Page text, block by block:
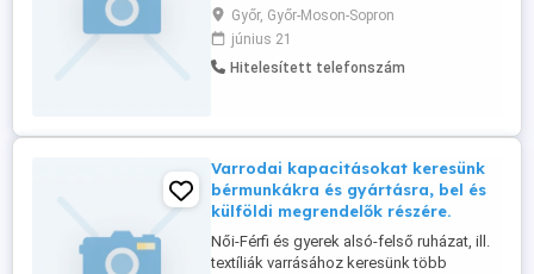
varrására keresünk, 3-10-fős varrodákat,
azonnali kezdéssel Bővebb infó a
honlapunkon, vagy telefonon kérhető.
Győr, Győr-Moson-Sopron
június 21
Hitelesített telefonszám
Varrodai kapacitásokat keresünk
bérmunkákra és gyártásra, bel és
külföldi megrendelők részére.
Női-Férfi és gyerek alsó-felső ruházat, ill.
textíliák varrásához keresünk több